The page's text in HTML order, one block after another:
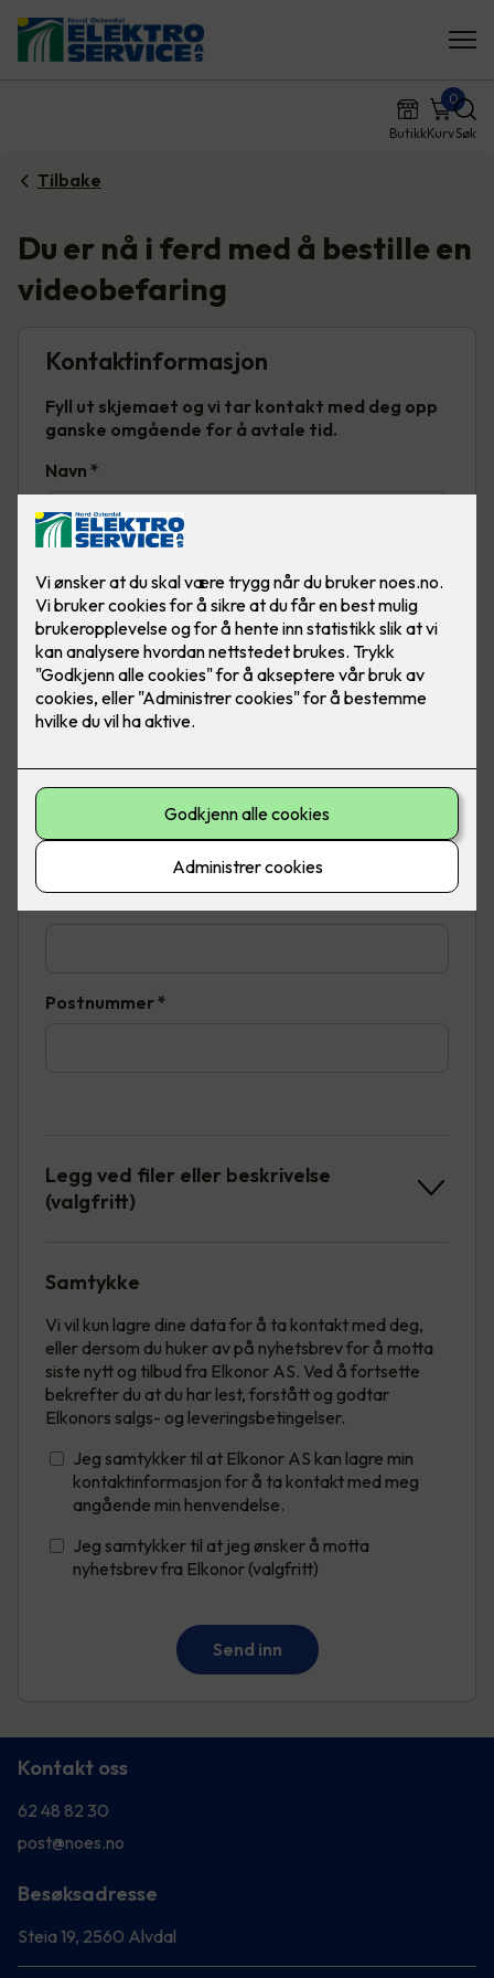
ButikkKurv
0
Søk
Tilbake
Du er nå i ferd med å bestille en
videobefaring
Kontaktinformasjon
Fyll ut skjemaet og vi tar kontakt med deg opp
ganske omgående for å avtale tid.
Navn *
Telefon
E-post*
Adresse*
Postnummer*
Legg ved filer eller beskrivelse
(valgfritt)
Samtykke
Vi vil kun lagre dine data for å ta kontakt med deg,
eller dersom du huker av på nyhetsbrev for å motta
siste nytt og tilbud fra Elkonor AS. Ved å fortsette
bekrefter du at du har lest, forstått og godtar
Elkonors salgs- og leveringsbetingelser.
Jeg samtykker til at Elkonor AS kan lagre min
kontaktinformasjon for å ta kontakt med meg
angående min henvendelse.
Jeg samtykker til at jeg ønsker å motta
nyhetsbrev fra Elkonor (valgfritt)
Send inn
Kontakt oss
62 48 82 30
post@noes.no
Besøksadresse
Steia 19, 2560 Alvdal